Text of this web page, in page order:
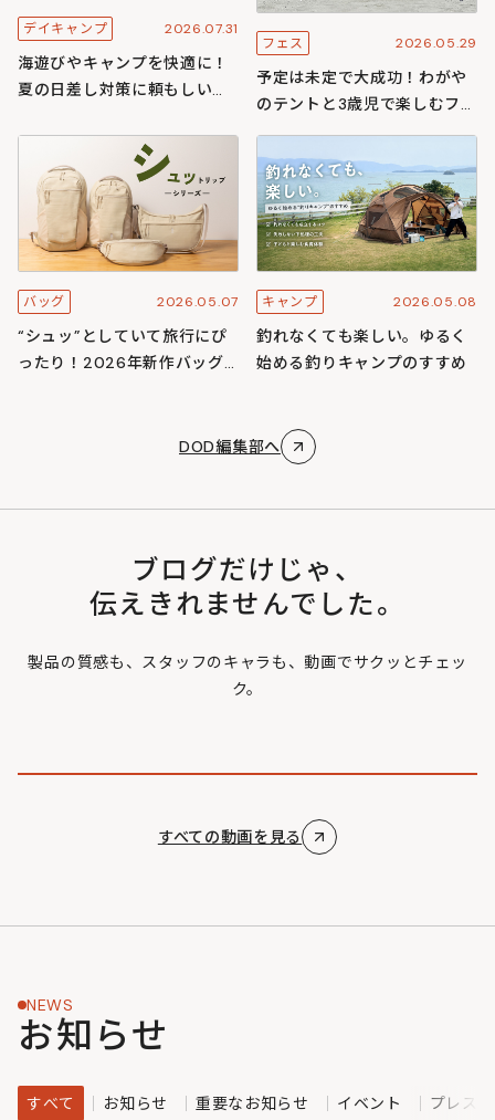
デイキャンプ 2026.07.31
海遊びやキャンプを快適に！
夏の日差し対策に頼もしいワ
ズ
フェス 2026.05.29
予定は未定で大成功！わがや
のテントと3歳児で楽しむフェ
スキャンプ
バッグ 2026.05.07
“シュッ”としていて旅行にぴ
ったり！2026年新作バッグ
キャンプ 2026.05.08
釣れなくても楽しい。ゆるく
始める釣りキャンプのすすめ
DOD編集部へ
ブログだけじゃ、
伝えきれませんでした。
製品の質感も、スタッフのキャラも、動画でサクッとチェッ
ク。
すべての動画を見る
NEWS
お知らせ
すべて お知らせ 重要なお知らせ イベント プレス